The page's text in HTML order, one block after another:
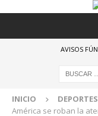
AVISOS
INICIO DEPORTES
América se roban la